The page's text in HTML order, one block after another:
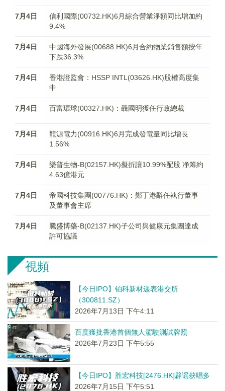
7月4日
信利國際(00732.HK)6月綜合營業淨額同比增加約
9.4%
7月4日
中國海外發展(00688.HK)6月合約物業銷售額按年
下跌36.3%
7月4日
香港證監會：HSSP INTL(03626.HK)股權高度集
中
7月4日 百富環球(00327.HK)：聶國明獲任行政總裁
7月4日
龍源電力(00916.HK)6月完成發電量同比增長
1.56%
7月4日
樂普生物-B(02157.HK)擬折讓10.99%配股 净筹約
4.63億港元
7月4日
帝國科技集團(00776.HK)：鄭丁港辭任執行董事
及董事會主席
7月4日
騰盛博藥-B(02137.HK)子公司與健康元集團達成
許可協議
視頻
【今日IPO】铂科新材递表港交所
（300811.SZ）
2026年7月13日 下午4:11
百度獲批香港首個無人駕駛測試牌照
2026年7月23日 下午5:55
【今日IPO】胜宏科技[2476.HK]辟谣获唱多
2026年7月15日 下午5:51